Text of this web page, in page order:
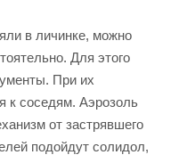
в личинке, можно
Для этого
При их
к соседям. Аэрозоль
от застрявшего
подойдут солидол,